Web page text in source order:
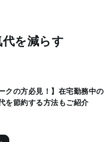
代を減らす
クの方必見！】在宅勤務中
を節約する方法もご紹介